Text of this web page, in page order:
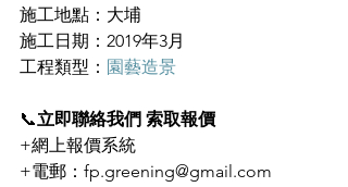
施工地點：大埔
施工日期：2019年3月
工程類型： 園藝造景
📞立即聯絡我們 索取報價
+網上報價系統
+電郵：fp.greening@gmail.com